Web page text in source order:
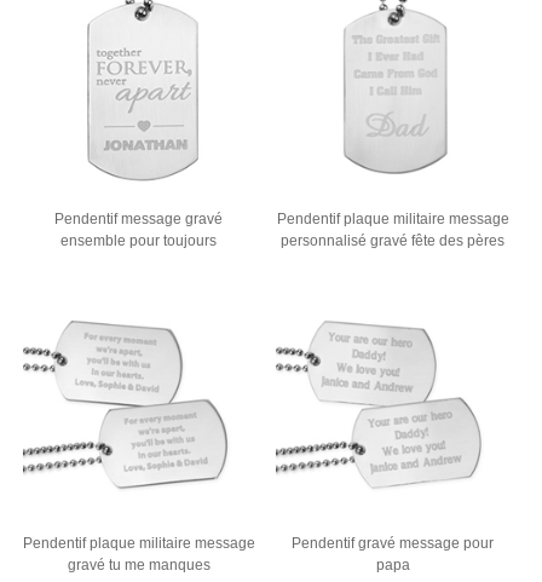
Pendentif message gravé
ensemble pour toujours
Pendentif plaque militaire message
personnalisé gravé fête des pères
Pendentif plaque militaire message
gravé tu me manques
Pendentif gravé message pour
papa